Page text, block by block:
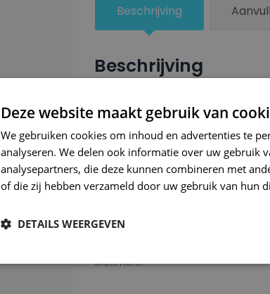
Beschrijving
Beschrijving
Een groter beschadigd oppervlak
combinatie met blanke lak van
oppervlak te spuiten zodat de
Bij SRS bent u aan het juiste
gigantisch assortiment met
of kleurnaam gemaakt en is
garanderen wij dat u altijd de
onze A-kwaliteit spuitbussen
oldtimers!
Deze website maakt gebruik van
We gebruiken cookies om inhoud en advertenties te
analyseren. We delen ook informatie over uw gebruik
analysepartners, die deze kunnen combineren met
of die zij hebben verzameld door uw gebruik van hun
DETAILS WEERGEVEN